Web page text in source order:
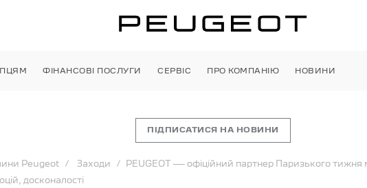
ФІНАНСОВІ ПОСЛУГИ СЕРВІС ПРО КОМПАНІЮ НОВИНИ
ПІДПИСАТИСЯ НА НОВИНИ
Peugeot Заходи PEUGEOT — офіційний партнер Паризького тижня
досконалості